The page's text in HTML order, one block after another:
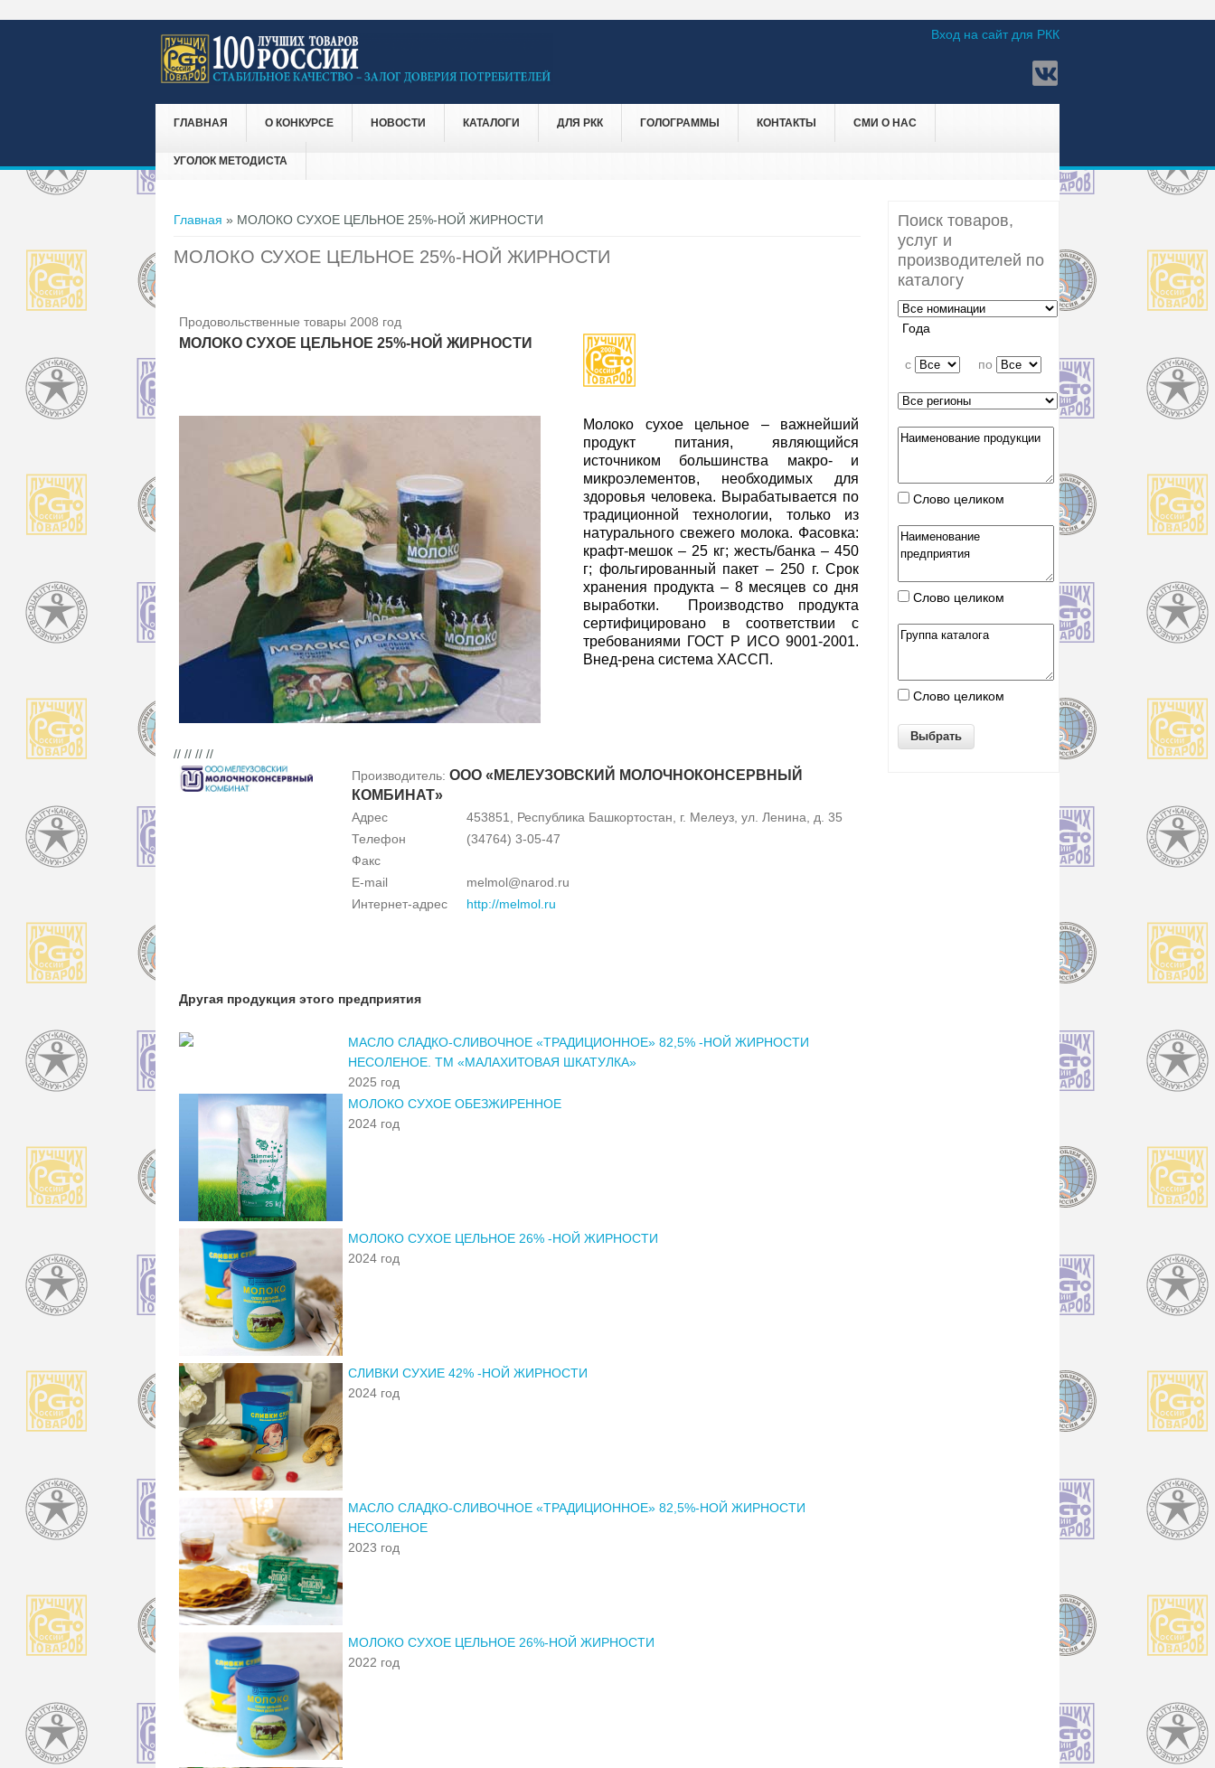
Вход на сайт для РКК
ГЛАВНАЯ О КОНКУРСЕ НОВОСТИ КАТАЛОГИ ДЛЯ РКК ГОЛОГРАММЫ КОНТАКТЫ СМИ О НАС
УГОЛОК МЕТОДИСТА
Вы здесь
Главная » МОЛОКО СУХОЕ ЦЕЛЬНОЕ 25%-НОЙ ЖИРНОСТИ
МОЛОКО СУХОЕ ЦЕЛЬНОЕ 25%-НОЙ ЖИРНОСТИ
Продовольственные товары 2008 год
МОЛОКО СУХОЕ ЦЕЛЬНОЕ 25%-НОЙ ЖИРНОСТИ
Молоко сухое цельное – важнейший
продукт питания, являющийся
источником большинства макро- и
микроэлементов, необходимых для
здоровья человека. Вырабатывается по
традиционной технологии, только из
натурального свежего молока. Фасовка:
крафт-мешок – 25 кг; жесть/банка – 450
г; фольгированный пакет – 250 г. Срок
хранения продукта – 8 месяцев со дня
выработки. Производство продукта
сертифицировано в соответствии с
требованиями ГОСТ Р ИСО 9001-2001.
Внед-рена система ХАССП.
// // // //
Производитель: ООО «МЕЛЕУЗОВСКИЙ МОЛОЧНОКОНСЕРВНЫЙ
КОМБИНАТ»
Адрес
453851, Республика Башкортостан, г. Мелеуз, ул. Ленина, д. 35
Телефон
(34764) 3-05-47
Факс
E-mail
melmol@narod.ru
Интернет-адрес
http://melmol.ru
Другая продукция этого предприятия
МАСЛО СЛАДКО-СЛИВОЧНОЕ «ТРАДИЦИОННОЕ» 82,5% -НОЙ ЖИРНОСТИ
НЕСОЛЕНОЕ. ТМ «МАЛАХИТОВАЯ ШКАТУЛКА»
2025 год
МОЛОКО СУХОЕ ОБЕЗЖИРЕННОЕ
2024 год
МОЛОКО СУХОЕ ЦЕЛЬНОЕ 26% -НОЙ ЖИРНОСТИ
2024 год
СЛИВКИ СУХИЕ 42% -НОЙ ЖИРНОСТИ
2024 год
МАСЛО СЛАДКО-СЛИВОЧНОЕ «ТРАДИЦИОННОЕ» 82,5%-НОЙ ЖИРНОСТИ
НЕСОЛЕНОЕ
2023 год
МОЛОКО СУХОЕ ЦЕЛЬНОЕ 26%-НОЙ ЖИРНОСТИ
2022 год
Поиск товаров,
услуг и
производителей по
каталогу
Года
c по
Слово целиком
Слово целиком
Слово целиком